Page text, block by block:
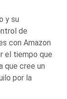
y su
de
con Amazon
el tiempo que
que cree un
por la